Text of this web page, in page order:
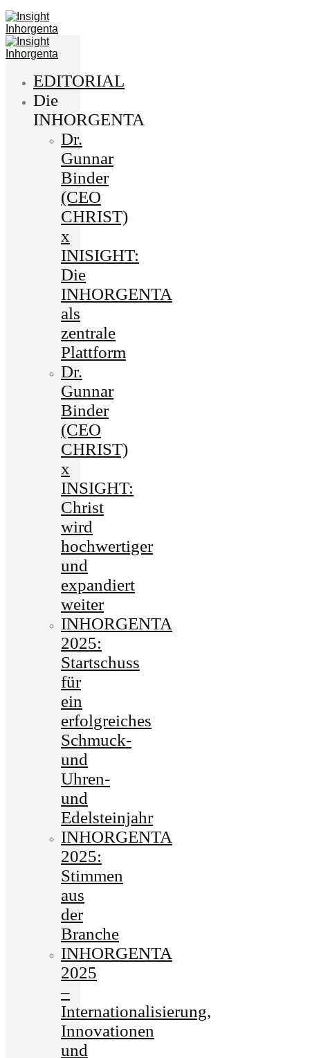
EDITORIAL
Die
INHORGENTA
Dr.
Gunnar
Binder
(CEO
CHRIST)
x
INISIGHT:
Die
INHORGENTA
als
zentrale
Plattform
Dr.
Gunnar
Binder
(CEO
CHRIST)
x
INSIGHT:
Christ
wird
hochwertiger
und
expandiert
weiter
INHORGENTA
2025:
Startschuss
für
ein
erfolgreiches
Schmuck-
und
Uhren-
und
Edelsteinjahr
INHORGENTA
2025:
Stimmen
aus
der
Branche
INHORGENTA
2025
–
Internationalisierung,
Innovationen
und